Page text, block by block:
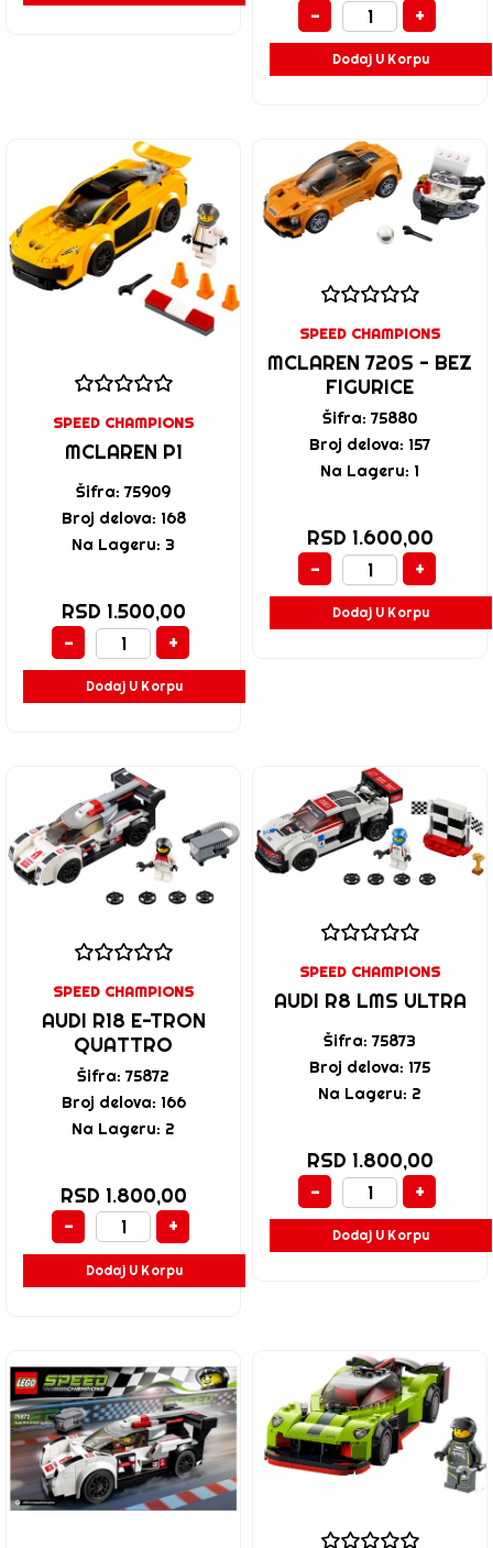
- +
Dodaj U Korpu
SPEED CHAMPIONS
MCLAREN P1
Šifra: 75909
Broj delova: 168
Na Lageru: 3
RSD 1.500,00
-
+
Dodaj U Korpu
SPEED CHAMPIONS
MCLAREN 720S - BEZ
FIGURICE
Šifra: 75880
Broj delova: 157
Na Lageru: 1
RSD 1.600,00
-
+
Dodaj U Korpu
SPEED CHAMPIONS
AUDI R18 E-TRON
QUATTRO
Šifra: 75872
Broj delova: 166
Na Lageru: 2
RSD 1.800,00
-
+
Dodaj U Korpu
SPEED CHAMPIONS
AUDI R8 LMS ULTRA
Šifra: 75873
Broj delova: 175
Na Lageru: 2
RSD 1.800,00
-
+
Dodaj U Korpu